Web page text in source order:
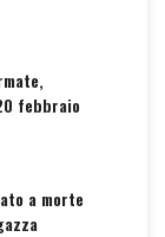
febbraio
a morte